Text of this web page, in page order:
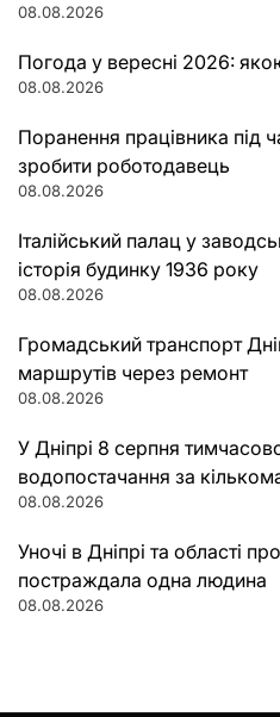
08.08.2026
Погода у вересні 2026:
08.08.2026
Поранення працівника під
зробити роботодавець
08.08.2026
Італійський палац у
історія будинку 1936 року
08.08.2026
Громадський транспорт
маршрутів через ремонт
08.08.2026
У Дніпрі 8 серпня
водопостачання за
08.08.2026
Уночі в Дніпрі та області
постраждала одна людина
08.08.2026